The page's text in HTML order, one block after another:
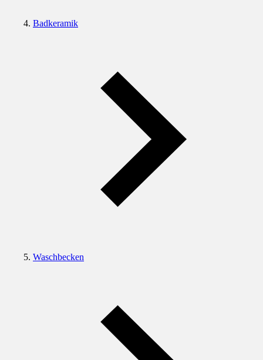
Badkeramik
Waschbecken